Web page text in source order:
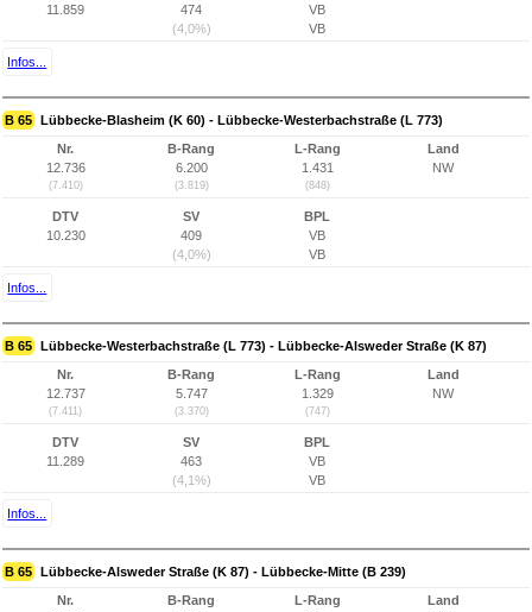
11.859
474
(4,0%)
VB
VB
Infos...
B 65 Lübbecke-Blasheim (K 60) - Lübbecke-Westerbachstraße (L 773)
Nr.
12.736
(7.410)
B-Rang
6.200
(3.819)
L-Rang
1.431
(848)
Land
NW
DTV
10.230
SV
409
(4,0%)
BPL
VB
VB
Infos...
B 65 Lübbecke-Westerbachstraße (L 773) - Lübbecke-Alsweder Straße (K 87)
Nr.
12.737
(7.411)
B-Rang
5.747
(3.370)
L-Rang
1.329
(747)
Land
NW
DTV
11.289
SV
463
(4,1%)
BPL
VB
VB
Infos...
B 65 Lübbecke-Alsweder Straße (K 87) - Lübbecke-Mitte (B 239)
Nr.
B-Rang
L-Rang
Land